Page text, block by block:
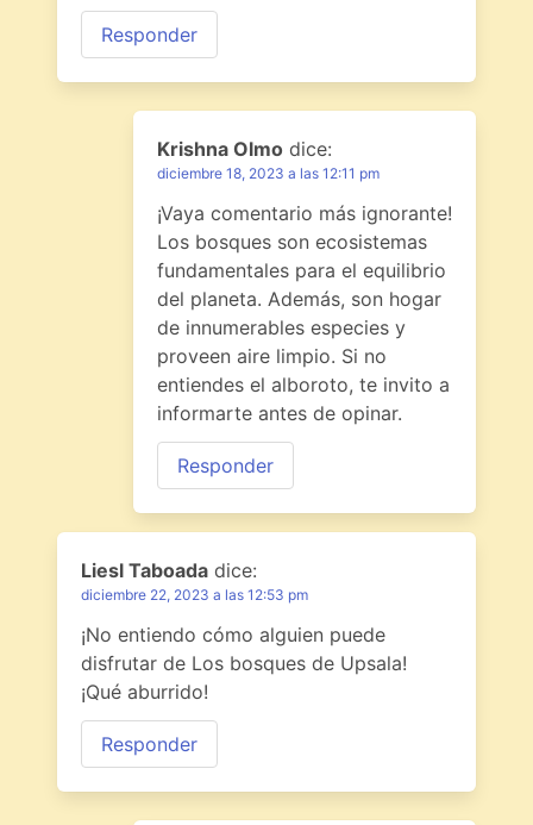
Responder
Krishna Olmo dice:
diciembre 18, 2023 a las 12:11 pm
¡Vaya comentario más ignorante!
Los bosques son ecosistemas
fundamentales para el equilibrio
del planeta. Además, son hogar
de innumerables especies y
proveen aire limpio. Si no
entiendes el alboroto, te invito a
informarte antes de opinar.
Responder
Liesl Taboada dice:
diciembre 22, 2023 a las 12:53 pm
¡No entiendo cómo alguien puede
disfrutar de Los bosques de Upsala!
¡Qué aburrido!
Responder